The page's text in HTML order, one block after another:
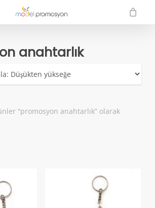
anahtarlık
“promosyon anahtarlık” olarak